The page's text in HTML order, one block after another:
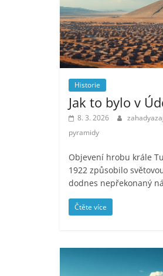
Historie
Jak to bylo v
8. 3. 2026
pyramidy
Objevení hrobu krále
1922 způsobilo
dodnes nepřekonaný
Čtěte více